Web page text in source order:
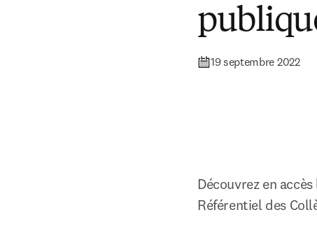
19 septembre 2022
Découvrez en
Référentiel des